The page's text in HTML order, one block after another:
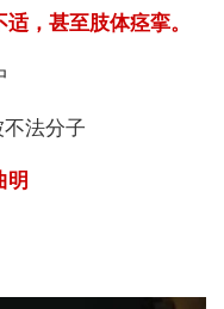
，甚至肢体痉挛。
不法分子
明